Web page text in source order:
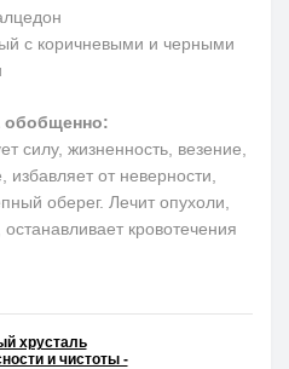
с коричневыми и черными
обобщенно:
силу, жизненность, везение,
избавляет от неверности,
оберег. Лечит опухоли,
кровотечения
хрусталь
и чистоты -